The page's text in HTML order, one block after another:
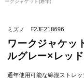
ークジャケット(通年)
ミズノ F2JE218696
ワークジャケッ
ルグレー×レッ
通年使用可能な綿混ストレッ